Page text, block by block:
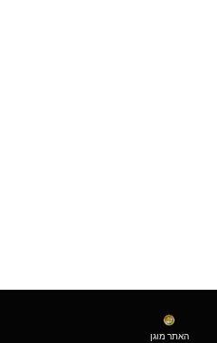
האתר מוגן